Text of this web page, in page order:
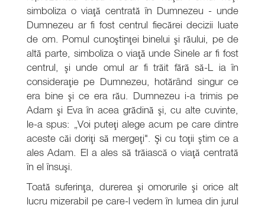
simboliza o viaţă centrată în Dumnezeu - unde
Dumnezeu ar fi fost centrul fiecărei decizii luate
de om. Pomul cunoştinţei binelui şi răului, pe de
altă parte, simboliza o viaţă unde Sinele ar fi fost
centrul, şi unde omul ar fi trăit fără să-L ia în
consideraţie pe Dumnezeu, hotărând singur ce
era bine şi ce era rău. Dumnezeu i-a trimis pe
Adam şi Eva în acea grădină şi, cu alte cuvinte,
le-a spus: „Voi puteţi alege acum pe care dintre
aceste căi doriţi să mergeţi". Şi cu toţii ştim ce a
ales Adam. El a ales să trăiască o viaţă centrată
în el însuşi.
Toată suferinţa, durerea şi omorurile şi orice alt
lucru mizerabil pe care-l vedem în lumea din jurul